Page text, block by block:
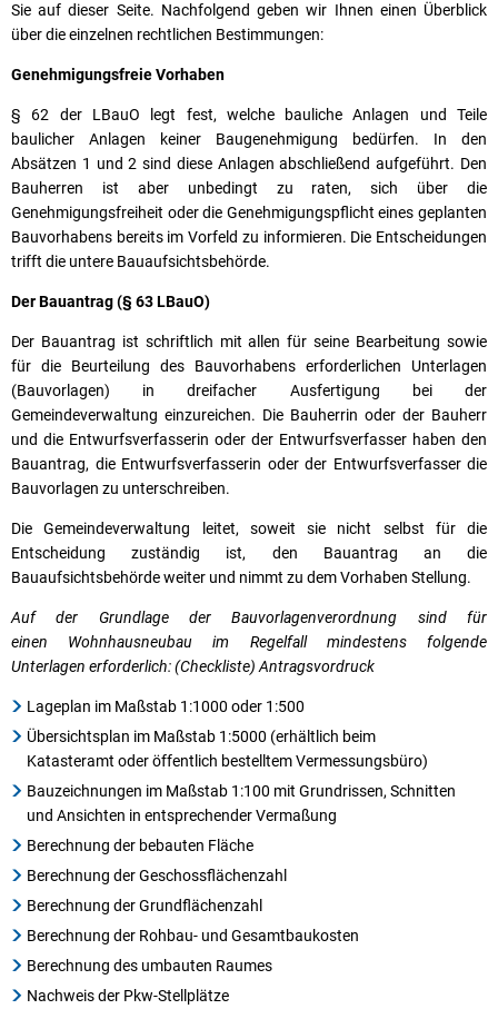
Sie auf dieser Seite. Nachfolgend geben wir Ihnen einen Überblick
über die einzelnen rechtlichen Bestimmungen:
Genehmigungsfreie Vorhaben
§ 62 der LBauO legt fest, welche bauliche Anlagen und Teile
baulicher Anlagen keiner Baugenehmigung bedürfen. In den
Absätzen 1 und 2 sind diese Anlagen abschließend aufgeführt. Den
Bauherren ist aber unbedingt zu raten, sich über die
Genehmigungsfreiheit oder die Genehmigungspflicht eines geplanten
Bauvorhabens bereits im Vorfeld zu informieren. Die Entscheidungen
trifft die untere Bauaufsichtsbehörde.
Der Bauantrag (§ 63 LBauO)
Der Bauantrag ist schriftlich mit allen für seine Bearbeitung sowie
für die Beurteilung des Bauvorhabens erforderlichen Unterlagen
(Bauvorlagen) in dreifacher Ausfertigung bei der
Gemeindeverwaltung einzureichen. Die Bauherrin oder der Bauherr
und die Entwurfsverfasserin oder der Entwurfsverfasser haben den
Bauantrag, die Entwurfsverfasserin oder der Entwurfsverfasser die
Bauvorlagen zu unterschreiben.
Die Gemeindeverwaltung leitet, soweit sie nicht selbst für die
Entscheidung zuständig ist, den Bauantrag an die
Bauaufsichtsbehörde weiter und nimmt zu dem Vorhaben Stellung.
Auf der Grundlage der Bauvorlagenverordnung sind für
einen Wohnhausneubau im Regelfall mindestens folgende
Unterlagen erforderlich: (Checkliste) Antragsvordruck
Lageplan im Maßstab 1:1000 oder 1:500
Übersichtsplan im Maßstab 1:5000 (erhältlich beim
Katasteramt oder öffentlich bestelltem Vermessungsbüro)
Bauzeichnungen im Maßstab 1:100 mit Grundrissen, Schnitten
und Ansichten in entsprechender Vermaßung
Berechnung der bebauten Fläche
Berechnung der Geschossflächenzahl
Berechnung der Grundflächenzahl
Berechnung der Rohbau- und Gesamtbaukosten
Berechnung des umbauten Raumes
Nachweis der Pkw-Stellplätze